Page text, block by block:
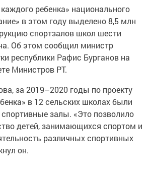
в этом году выделено 8,5 млн
спортзалов школ шести
Об этом сообщил министр
республики Рафис Бурганов на
Министров РТ.
в 12 сельских школах были
залы. «Это позволило
детей, занимающихся спортом и
различных спортивных
он.